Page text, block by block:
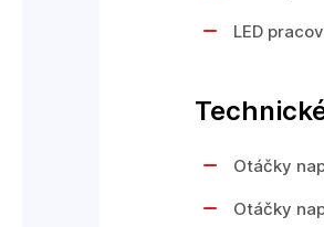
LED
Otáčky
Otáčky